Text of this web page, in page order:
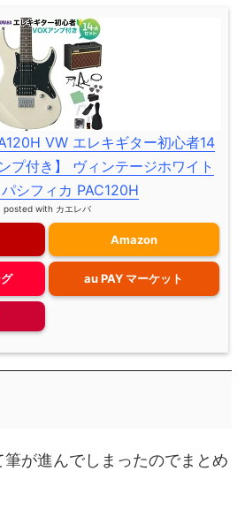
VW エレキギター初心者14
プ付き】 ヴィンテージホワイト
シフィカ PAC120H
posted with カエレバ
Amazon
au PAY マーケット
が進んでしまったのでまとめ